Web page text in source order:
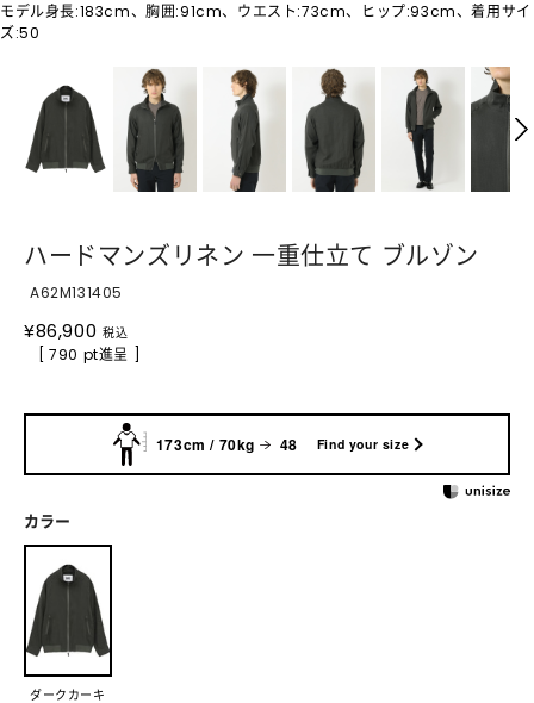
モデル身長:183cm、胸囲:91cm、ウエスト:73cm、ヒップ:93cm、着用サイ
ズ:50
ハードマンズリネン 一重仕立て ブルゾン
A62M131405
¥86,900 税込
[ 790 pt進呈 ]
173cm / 70kg 48 Find your size
カラー
ダークカーキ